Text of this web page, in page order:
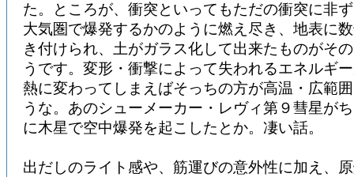
た。ところが、衝突といってもただの衝突に非
大気圏で爆発するかのように燃え尽き、地表に
き付けられ、土がガラス化して出来たものがそ
うです。変形・衝撃によって失われるエネルギ
熱に変わってしまえばそっちの方が高温・広範
うな。あのシューメーカー・レヴィ第９彗星が
に木星で空中爆発を起こしたとか。凄い話。
出だしのライト感や、筋運びの意外性に加え、